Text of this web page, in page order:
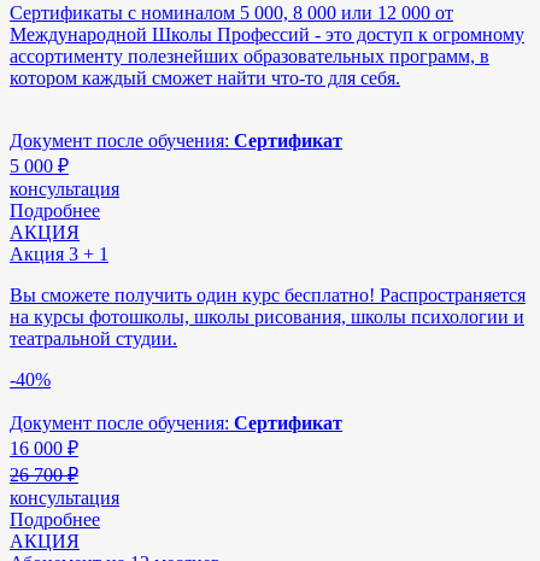
Сертификаты с номиналом 5 000, 8 000 или 12 000 от
Международной Школы Профессий - это доступ к огромному
ассортименту полезнейших образовательных программ, в
котором каждый сможет найти что-то для себя.
Документ после обучения: Сертификат
5 000 ₽
консультация
Подробнее
АКЦИЯ
Акция 3 + 1
Вы сможете получить один курс бесплатно! Распространяется
на курсы фотошколы, школы рисования, школы психологии и
театральной студии.
-40%
Документ после обучения: Сертификат
16 000 ₽
26 700 ₽
консультация
Подробнее
АКЦИЯ